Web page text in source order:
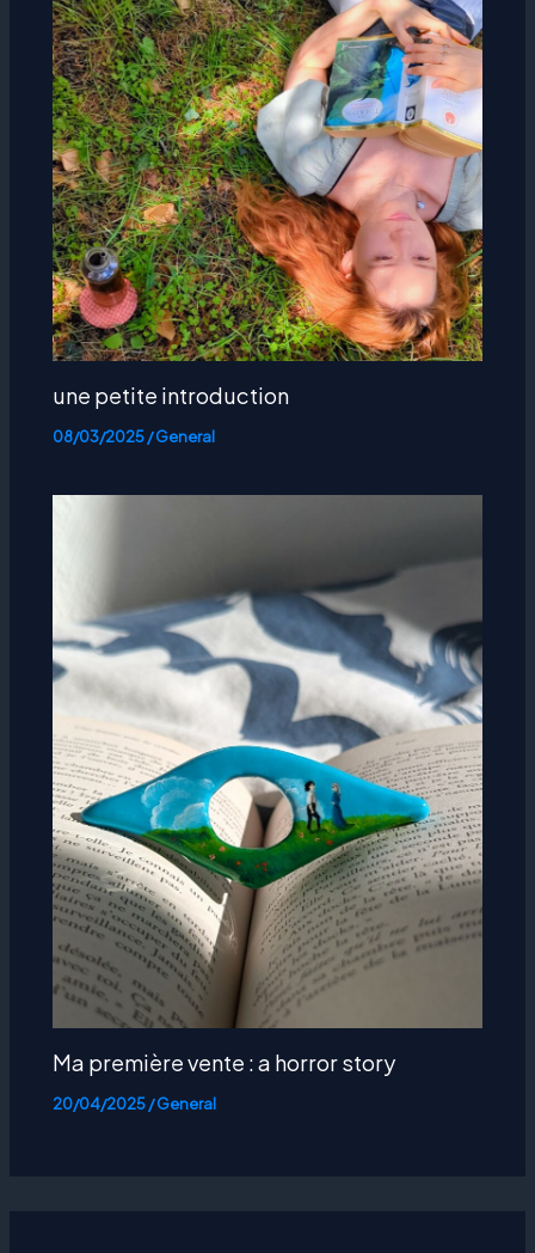
une petite introduction
08/03/2025/General
Ma première vente : a horror story
20/04/2025/General